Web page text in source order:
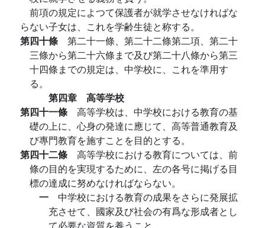
前項の規定によつて保護者が就学させなければな
らない子女は、これを学齢生徒と称する。
第四十條 第二十一條、第二十二條第二項、第二十
三條から第二十六條まで及び第二十八條から第三
十四條までの規定は、中学校に、これを準用す
る。
第四章 高等学校
第四十一條 高等学校は、中学校における教育の基
礎の上に、心身の発達に應じて、高等普通教育及
び專門教育を施すことを目的とする。
第四十二條 高等学校における教育については、前
條の目的を実現するために、左の各号に掲げる目
標の達成に努めなければならない。
一 中学校における教育の成果をさらに発展拡
充させて、國家及び社会の有爲な形成者とし